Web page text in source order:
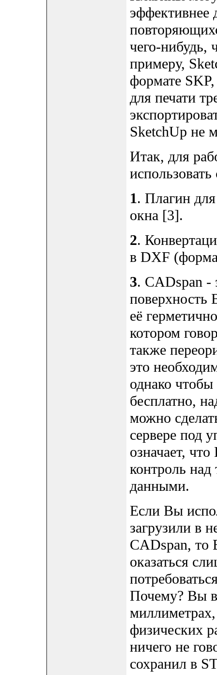
эффективнее
чего-нибудь,
примеру,
формате
для печати
SketchUp не
Итак, для
1. Плагин для
окна [3].
2.
в DXF
3. CADspan -
поверхность
её
котором
также
это
однако
бесплатно,
можно
сервере под
означает,
контроль
данными.
Если Вы
загрузили в
CADspan, то
оказаться
Почему? Вы
физических
ничего не
сохранил в